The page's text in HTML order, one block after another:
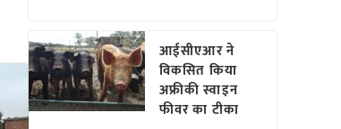
आईसीएआर ने
विकसित किया
अफ्रीकी स्वाइन
फीवर का टीका